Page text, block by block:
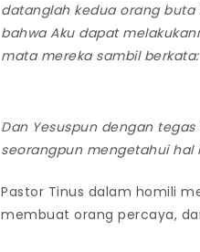
datanglah kedua orang buta
bahwa Aku dapat
mata mereka sambil
Dan Yesuspun dengan
seorangpun mengetahui hal
Pastor Tinus dalam homili
membuat orang percaya,